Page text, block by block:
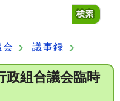
議事録
政組合議会臨時